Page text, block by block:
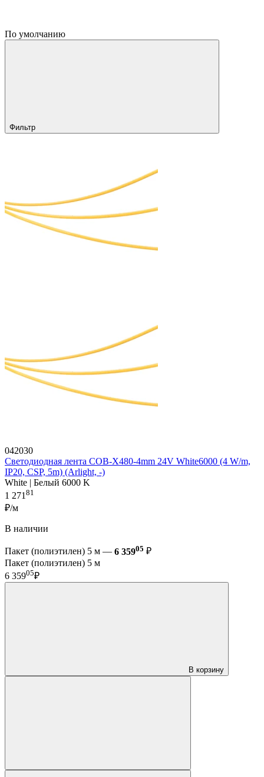
По умолчанию
Фильтр
042030
Светодиодная лента COB-X480-4mm 24V White6000 (4 W/m,
IP20, CSP, 5m) (Arlight, -)
White | Белый 6000 K
1 27181
₽/м
В наличии
Пакет (полиэтилен) 5 м — 6 35905 ₽
Пакет (полиэтилен) 5 м
6 35905₽
В корзину